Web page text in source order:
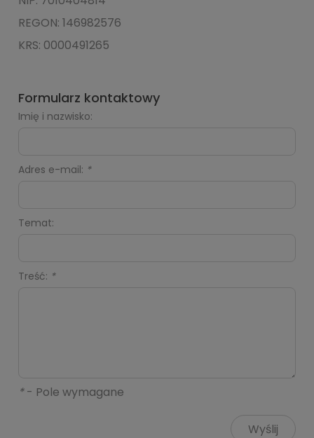
REGON: 146982576
KRS: 0000491265
Formularz kontaktowy
Imię i nazwisko:
Adres e-mail: *
Temat:
Treść: *
*- Pole wymagane
Wyślij